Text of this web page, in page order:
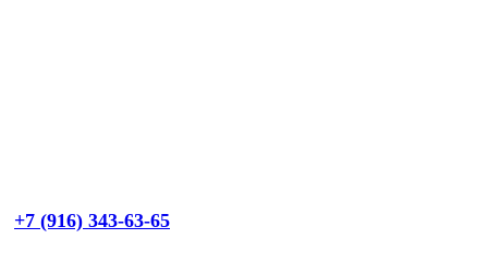
+7 (916) 343-63-65